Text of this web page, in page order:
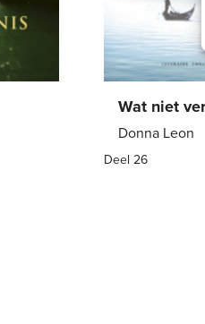
Wat niet
Donna Leon
Deel 26